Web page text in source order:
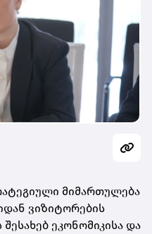
მიმართულება
ვიზიტორების
ეკონომიკისა და